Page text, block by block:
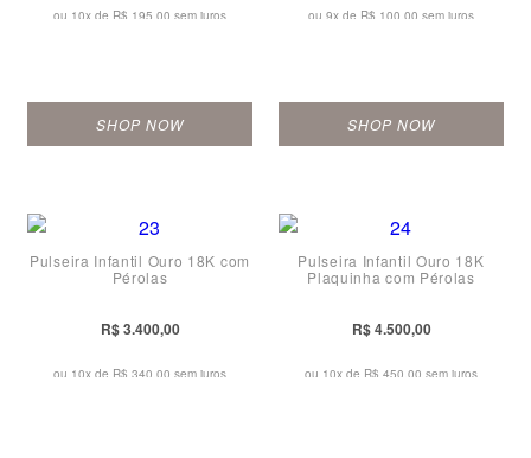
ou 10x de R$ 195,00 sem juros
SHOP NOW
ou 9x de R$ 100,00 sem juros
SHOP NOW
Pulseira Infantil Ouro 18K com
Pérolas
R$ 3.400,00
ou 10x de R$ 340,00 sem juros
Pulseira Infantil Ouro 18K
Plaquinha com Pérolas
R$ 4.500,00
ou 10x de R$ 450,00 sem juros